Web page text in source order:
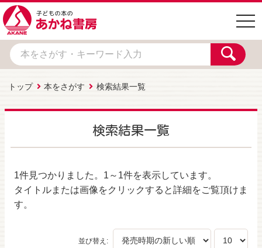
トップ 本をさがす 検索結果一覧
検索結果一覧
1件見つかりました。 1～1件を表示しています。
タイトルまたは画像をクリックすると詳細をご覧頂けま
す。
並び替え: